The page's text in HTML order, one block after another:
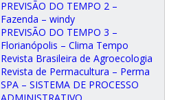
PREVISÃO DO TEMPO 2 –
Fazenda – windy
PREVISÃO DO TEMPO 3 –
Florianópolis – Clima Tempo
Revista Brasileira de Agroecologia
Revista de Permacultura – Perma
SPA – SISTEMA DE PROCESSO